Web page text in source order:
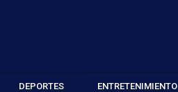
DEPORTES ENTRETENIMIENTO